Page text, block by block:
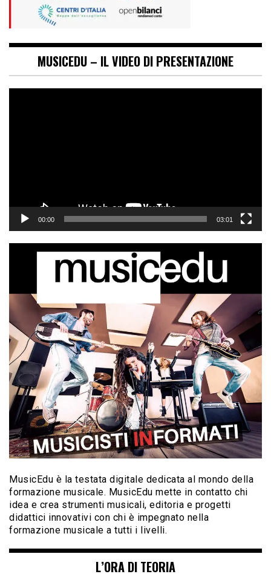
MUSICEDU – IL VIDEO DI PRESENTAZIONE
00:00 03:01
MusicEdu è la testata digitale dedicata al mondo della
formazione musicale. MusicEdu mette in contatto chi
idea e crea strumenti musicali, editoria e progetti
didattici innovativi con chi è impegnato nella
formazione musicale a tutti i livelli.
L’ORA DI TEORIA